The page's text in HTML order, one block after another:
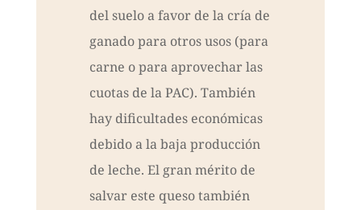
del suelo a favor de la cría de
ganado para otros usos (para
carne o para aprovechar las
cuotas de la PAC). También
hay dificultades económicas
debido a la baja producción
de leche. El gran mérito de
salvar este queso también